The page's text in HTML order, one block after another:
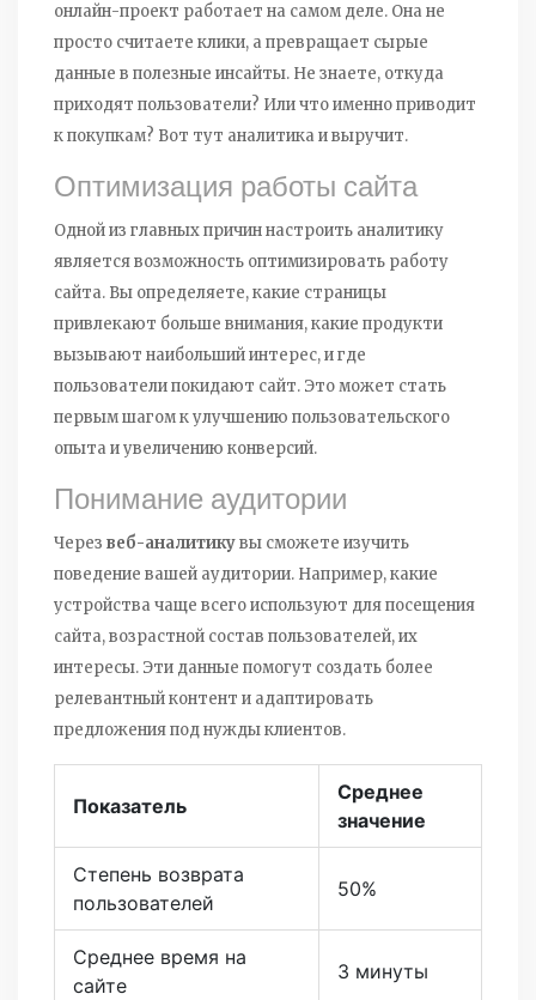
онлайн-проект работает на самом деле. Она не
просто считаете клики, а превращает сырые
данные в полезные инсайты. Не знаете, откуда
приходят пользователи? Или что именно приводит
к покупкам? Вот тут аналитика и выручит.
Оптимизация работы сайта
Одной из главных причин настроить аналитику
является возможность оптимизировать работу
сайта. Вы определяете, какие страницы
привлекают больше внимания, какие продукти
вызывают наибольший интерес, и где
пользователи покидают сайт. Это может стать
первым шагом к улучшению пользовательского
опыта и увеличению конверсий.
Понимание аудитории
Через веб-аналитикувы сможете изучить
поведение вашей аудитории. Например, какие
устройства чаще всего используют для посещения
сайта, возрастной состав пользователей, их
интересы. Эти данные помогут создать более
релевантный контент и адаптировать
предложения под нужды клиентов.
Показатель
Среднее
значение
Степень возврата
пользователей
50%
Среднее время на
сайте
3 минуты